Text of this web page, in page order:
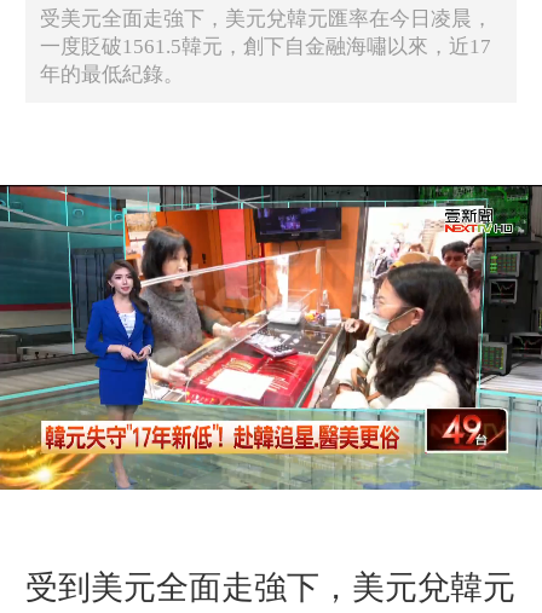
受美元全面走強下，美元兌韓元匯率在今日凌晨，
一度貶破1561.5韓元，創下自金融海嘯以來，近17
年的最低紀錄。
受到美元全面走強下，美元兌韓元